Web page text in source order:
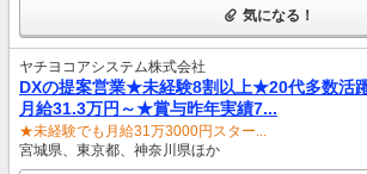
気になる！
ヤチヨコアシステム株式会社
DXの提案営業★未経験8割以上★20代多数活
月給31.3万円～★賞与昨年実績7...
★未経験でも月給31万3000円スター...
宮城県、東京都、神奈川県ほか